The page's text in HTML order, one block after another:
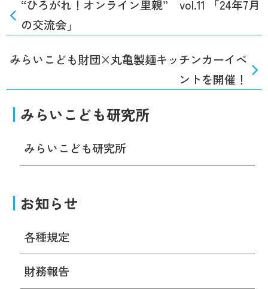
“ひろがれ！オンライン里親” vol.11 「24年7月
の交流会」
みらいこども財団×丸亀製麺キッチンカーイベ
ントを開催！
みらいこども研究所
みらいこども研究所
お知らせ
各種規定
財務報告